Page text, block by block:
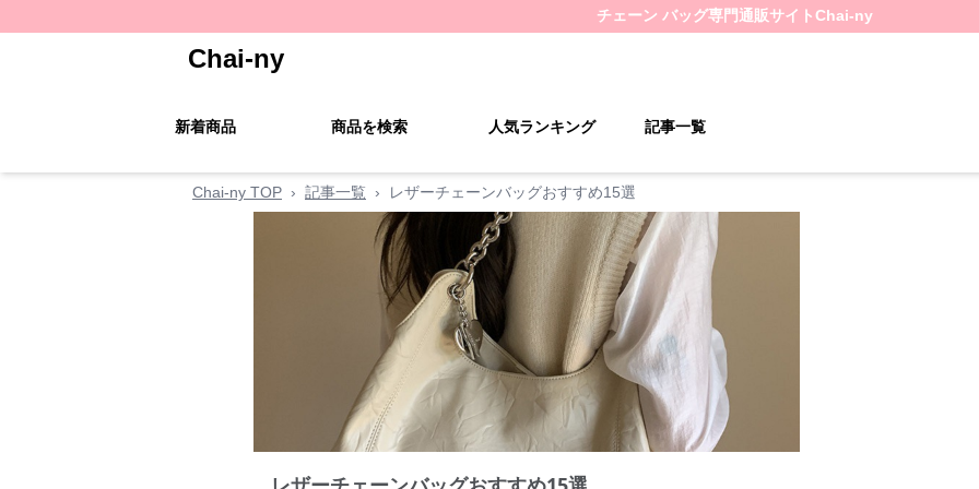
チェーン バッグ専門通販サイトChai-ny
Chai-ny
新着商品 商品を検索 人気ランキング 記事一覧
Chai-ny TOP › 記事一覧 › レザーチェーンバッグおすすめ15選